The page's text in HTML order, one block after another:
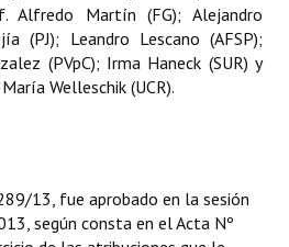
Alfredo Martín (FG); Alejandro
(PJ); Leandro Lescano (AFSP);
(PVpC); Irma Haneck (SUR) y
Welleschik (UCR).
13, fue aprobado en la sesión
según consta en el Acta Nº